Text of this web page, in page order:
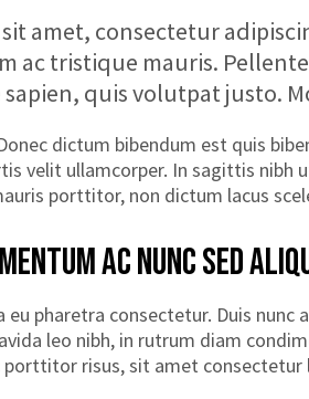
amet, consectetur
ac tristique mauris.
quis volutpat justo.
dictum bibendum est quis
velit ullamcorper. In sagittis nibh
porttitor, non dictum lacus
AC NUNC SED
eu pharetra consectetur. Duis
leo nibh, in rutrum diam
porttitor risus, sit amet consectetur